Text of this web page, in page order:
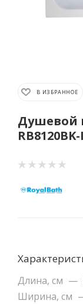
В ИЗБРАННОЕ
Душевой
Длина, см —
Ширина, см